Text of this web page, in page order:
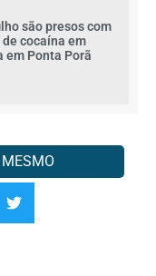
são presos com
de cocaína em
em Ponta Porã